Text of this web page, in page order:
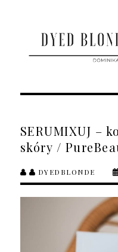
SERUMIXUJ –
skóry /
DYEDBLONDE